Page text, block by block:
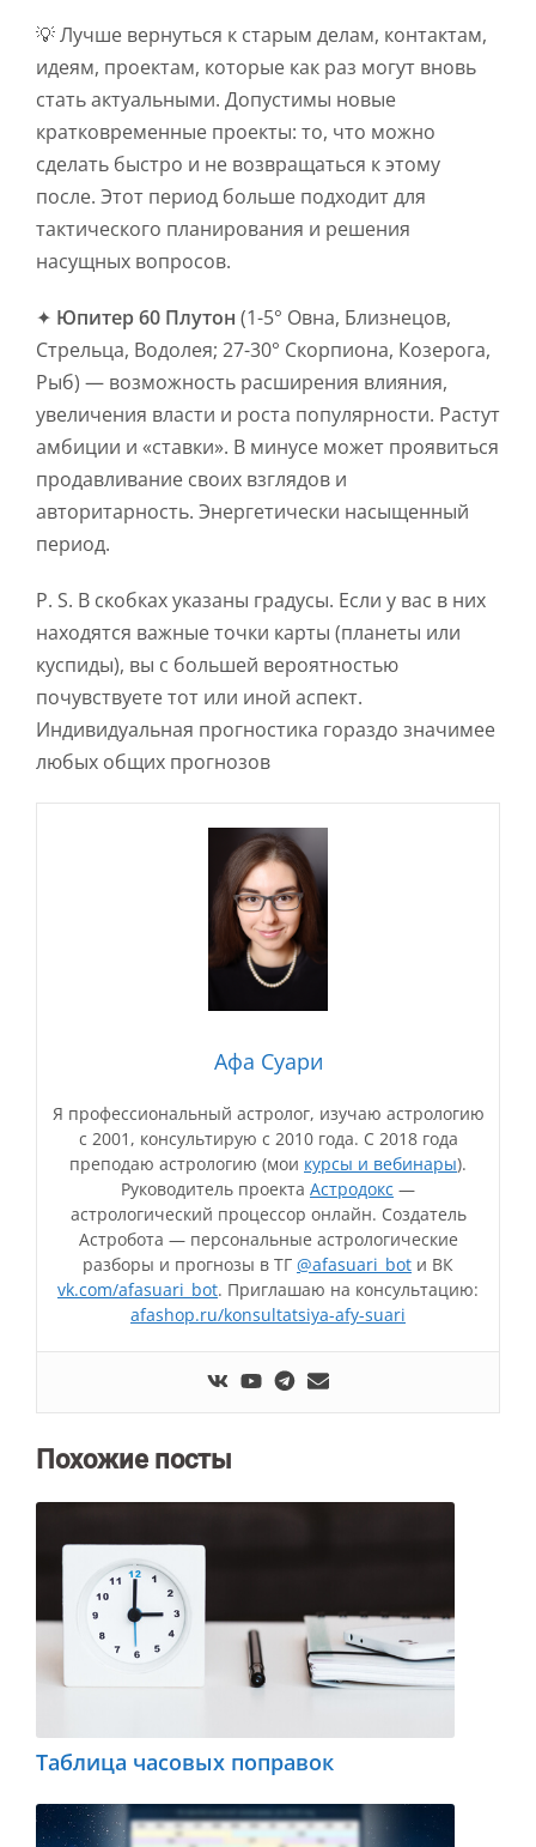
💡 Лучше вернуться к старым делам, контактам,
идеям, проектам, которые как раз могут вновь
стать актуальными. Допустимы новые
кратковременные проекты: то, что можно
сделать быстро и не возвращаться к этому
после. Этот период больше подходит для
тактического планирования и решения
насущных вопросов.
✦ Юпитер 60 Плутон (1-5° Овна, Близнецов,
Стрельца, Водолея; 27-30° Скорпиона, Козерога,
Рыб) — возможность расширения влияния,
увеличения власти и роста популярности. Растут
амбиции и «ставки». В минусе может проявиться
продавливание своих взглядов и
авторитарность. Энергетически насыщенный
период.
Р. S. В скобках указаны градусы. Если у вас в них
находятся важные точки карты (планеты или
куспиды), вы с большей вероятностью
почувствуете тот или иной аспект.
Индивидуальная прогностика гораздо значимее
любых общих прогнозов
Афа Суари
Я профессиональный астролог, изучаю астрологию
с 2001, консультирую с 2010 года. С 2018 года
преподаю астрологию (мои курсы и вебинары).
Руководитель проекта Астродокс —
астрологический процессор онлайн. Создатель
Астробота — персональные астрологические
разборы и прогнозы в ТГ @afasuari_bot и ВК
vk.com/afasuari_bot. Приглашаю на консультацию:
afashop.ru/konsultatsiya-afy-suari
Похожие посты
Таблица часовых поправок